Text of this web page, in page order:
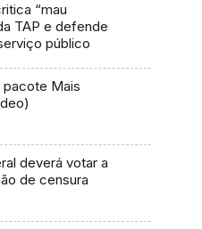
“mau
TAP e defende
público
Mais
deverá votar a
de censura